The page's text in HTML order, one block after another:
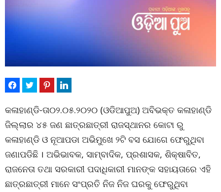
କଳାହାଣ୍ଡି-ତା୦୨.୦୫.୨୦୨୦ (ଓଡିଆପୁଅ) ଅବିଭକ୍ତ କଳାହାଣ୍ଡି
ଜିଲ୍ଲାର ୪୫ ଜଣ ଛାତ୍ରଛାତ୍ରୀ ରାଜସ୍ଥାନର କୋଟା ରୁ
କଳାହାଣ୍ଡି ଓ ନୂଆପଡା ଅଭିମୁଖେ ୨ଟି ବସ ଯୋଗେ ଫେରୁଥିବା
ଜଣାପଡିଛି । ଅଭିଭାବକ, ସାମ୍ବାଦିକ, ପ୍ରଶାସକ, ଶିକ୍ଷାବିତ,
ରାଜନେତା ତଥା ସରକାରୀ ପଦାଧିକାରୀ ମାନଙ୍କ ସହାୟତାରେ ଏହି
ଛାତ୍ରଛାତ୍ରୀ ମାନେ ସଂପ୍ରତି ନିଜ ନିଜ ଘରକୁ ଫେରୁଥିବା